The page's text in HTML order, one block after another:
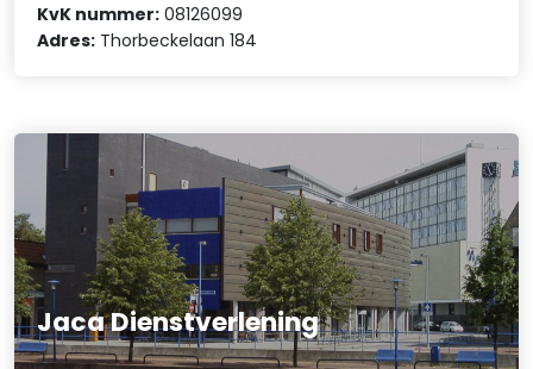
KvK nummer: 08126099
Adres: Thorbeckelaan 184
Jaca Dienstverlening